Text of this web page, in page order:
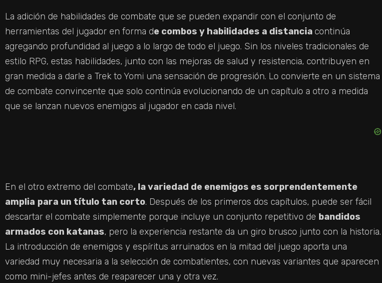
La adición de habilidades de combate que se pueden expandir con el conjunto de
herramientas del jugador en forma de combos y habilidades a distanciacontinúa
agregando profundidad al juego a lo largo de todo el juego. Sin los niveles tradicionales de
estilo RPG, estas habilidades, junto con las mejoras de salud y resistencia, contribuyen en
gran medida a darle a Trek to Yomi una sensación de progresión. Lo convierte en un sistema
de combate convincente que solo continúa evolucionando de un capítulo a otro a medida
que se lanzan nuevos enemigos al jugador en cada nivel.
En el otro extremo del combate, la variedad de enemigos es sorprendentemente
amplia para un título tan corto. Después de los primeros dos capítulos, puede ser fácil
descartar el combate simplemente porque incluye un conjunto repetitivo de bandidos
armados con katanas, pero la experiencia restante da un giro brusco junto con la historia.
La introducción de enemigos y espíritus arruinados en la mitad del juego aporta una
variedad muy necesaria a la selección de combatientes, con nuevas variantes que aparecen
como mini-jefes antes de reaparecer una y otra vez.